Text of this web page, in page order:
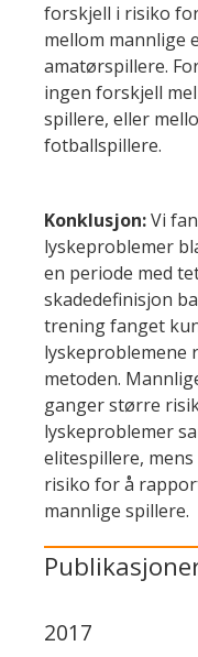
forskjell i risiko
mellom mannlige
amatørspillere.
ingen forskjell
spillere, eller
fotballspillere.
Konklusjon:Vi
lyskeproblemer
en periode med
skadedefinisjon
trening fanget
lyskeproblemene
metoden.
ganger større
lyskeproblemer
elitespillere,
risiko for å
mannlige spillere.
2017